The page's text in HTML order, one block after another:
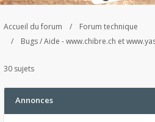
Accueil du forum
Forum technique
Bugs / Aide - www.chibre.ch et
30 sujets
Annonces